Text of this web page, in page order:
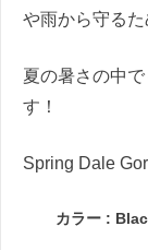
や雨から守るた
夏の暑さの中
す！
Spring Dale
カラー :